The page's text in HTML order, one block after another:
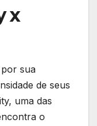
x
sua
de seus
uma das
o